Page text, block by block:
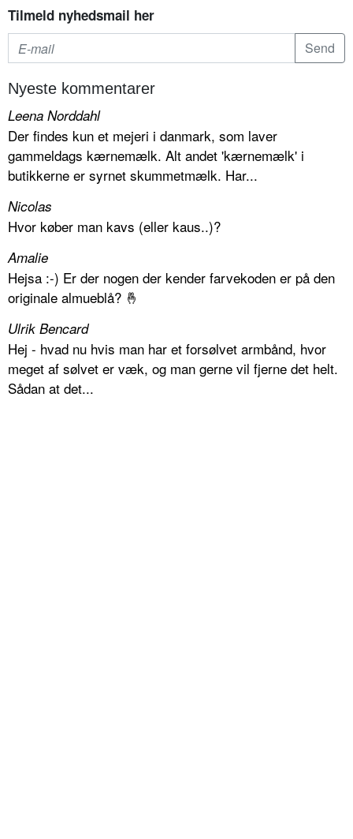
Tilmeld nyhedsmail her
Nyeste kommentarer
Leena Norddahl
Der findes kun et mejeri i danmark, som laver
gammeldags kærnemælk. Alt andet 'kærnemælk' i
butikkerne er syrnet skummetmælk. Har...
Nicolas
Hvor køber man kavs (eller kaus..)?
Amalie
Hejsa :-) Er der nogen der kender farvekoden er på den
originale almueblå? 🤞
Ulrik Bencard
Hej - hvad nu hvis man har et forsølvet armbånd, hvor
meget af sølvet er væk, og man gerne vil fjerne det helt.
Sådan at det...